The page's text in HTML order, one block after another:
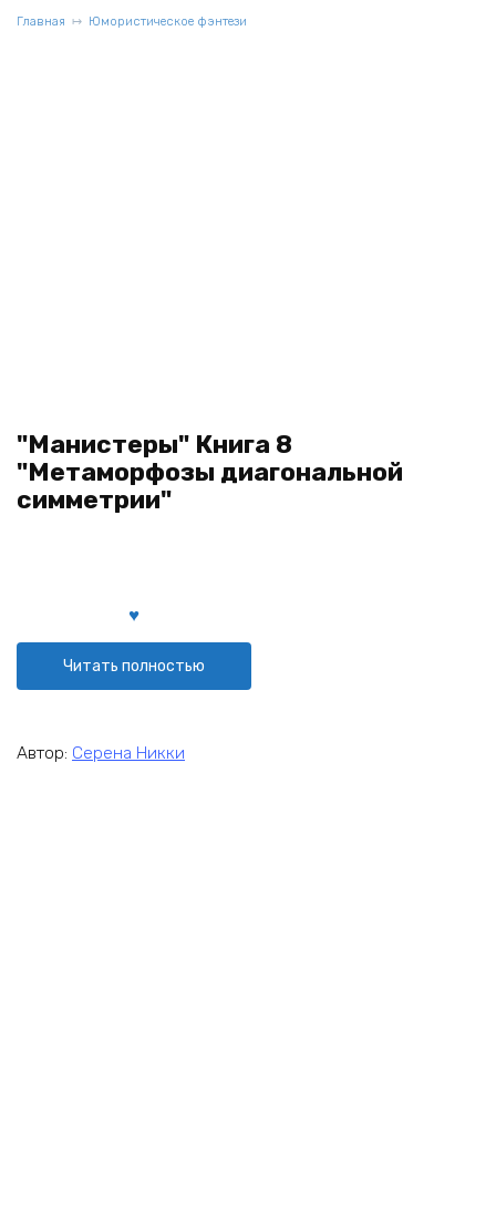
Главная Юмористическое фэнтези
"Манистеры" Книга 8
"Метаморфозы диагональной
симметрии"
Читать полностью
Автор: Серена Никки